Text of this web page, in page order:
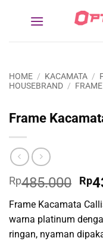
HOME / KACAMATA /
HOUSEBRAND /
Frame
Rp485.000
price
Rp
Frame Kacamata
warna platinum
ringan, nyaman